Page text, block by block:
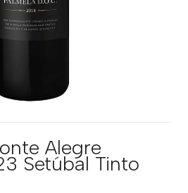
Alegre
Setúbal Tinto